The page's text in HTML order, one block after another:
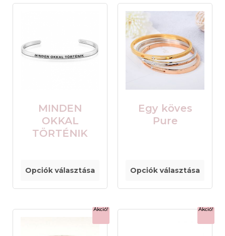
MINDEN
OKKAL
TÖRTÉNIK
Opciók választása
Egy köves
Pure
Opciók választása
Akció! Akció!